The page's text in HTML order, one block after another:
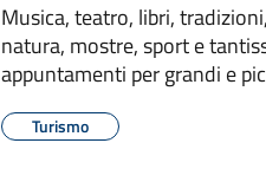
Musica, teatro, libri, tradizioni,
natura, mostre, sport e
appuntamenti per grandi e
Turismo